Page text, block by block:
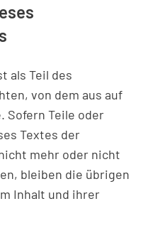
als Teil des
von dem aus auf
Sofern Teile oder
Textes der
mehr oder nicht
bleiben die übrigen
Inhalt und ihrer